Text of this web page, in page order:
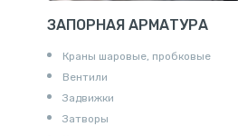
ЗАПОРНАЯ АРМАТУРА
Краны шаровые, пробковые
Вентили
Задвижки
Затворы